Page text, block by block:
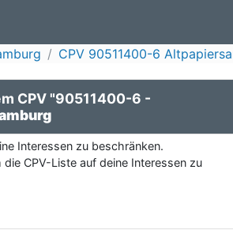
CPV 90511400-6
CPV "90511400-6 -
Interessen zu beschränken.
CPV-Liste auf deine Interessen zu